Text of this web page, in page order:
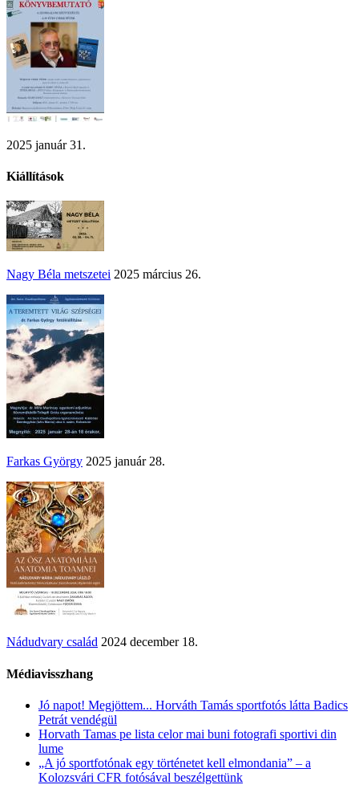
2025 január 31.
Kiállítások
Nagy Béla metszetei 2025 március 26.
Farkas György 2025 január 28.
Nádudvary család 2024 december 18.
Médiavisszhang
Jó napot! Megjöttem... Horváth Tamás sportfotós látta Badics
Petrát vendégül
Horvath Tamas pe lista celor mai buni fotografi sportivi din
lume
„A jó sportfotónak egy történetet kell elmondania” – a
Kolozsvári CFR fotósával beszélgettünk